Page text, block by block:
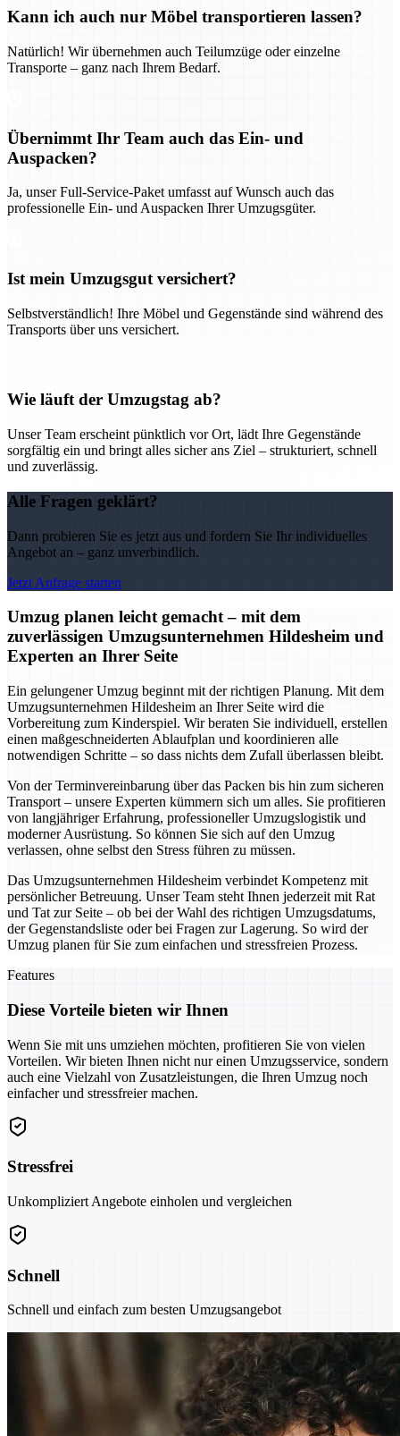
Kann ich auch nur Möbel transportieren lassen?
Natürlich! Wir übernehmen auch Teilumzüge oder einzelne
Transporte – ganz nach Ihrem Bedarf.
Übernimmt Ihr Team auch das Ein- und
Auspacken?
Ja, unser Full-Service-Paket umfasst auf Wunsch auch das
professionelle Ein- und Auspacken Ihrer Umzugsgüter.
Ist mein Umzugsgut versichert?
Selbstverständlich! Ihre Möbel und Gegenstände sind während des
Transports über uns versichert.
Wie läuft der Umzugstag ab?
Unser Team erscheint pünktlich vor Ort, lädt Ihre Gegenstände
sorgfältig ein und bringt alles sicher ans Ziel – strukturiert, schnell
und zuverlässig.
Alle Fragen geklärt?
Dann probieren Sie es jetzt aus und fordern Sie Ihr individuelles
Angebot an – ganz unverbindlich.
Jetzt Anfrage starten
Umzug planen leicht gemacht – mit dem
zuverlässigen Umzugsunternehmen Hildesheim und
Experten an Ihrer Seite
Ein gelungener Umzug beginnt mit der richtigen Planung. Mit dem
Umzugsunternehmen Hildesheim an Ihrer Seite wird die
Vorbereitung zum Kinderspiel. Wir beraten Sie individuell, erstellen
einen maßgeschneiderten Ablaufplan und koordinieren alle
notwendigen Schritte – so dass nichts dem Zufall überlassen bleibt.
Von der Terminvereinbarung über das Packen bis hin zum sicheren
Transport – unsere Experten kümmern sich um alles. Sie profitieren
von langjähriger Erfahrung, professioneller Umzugslogistik und
moderner Ausrüstung. So können Sie sich auf den Umzug
verlassen, ohne selbst den Stress führen zu müssen.
Das Umzugsunternehmen Hildesheim verbindet Kompetenz mit
persönlicher Betreuung. Unser Team steht Ihnen jederzeit mit Rat
und Tat zur Seite – ob bei der Wahl des richtigen Umzugsdatums,
der Gegenstandsliste oder bei Fragen zur Lagerung. So wird der
Umzug planen für Sie zum einfachen und stressfreien Prozess.
Features
Diese Vorteile bieten wir Ihnen
Wenn Sie mit uns umziehen möchten, profitieren Sie von vielen
Vorteilen. Wir bieten Ihnen nicht nur einen Umzugsservice, sondern
auch eine Vielzahl von Zusatzleistungen, die Ihren Umzug noch
einfacher und stressfreier machen.
Stressfrei
Unkompliziert Angebote einholen und vergleichen
Schnell
Schnell und einfach zum besten Umzugsangebot